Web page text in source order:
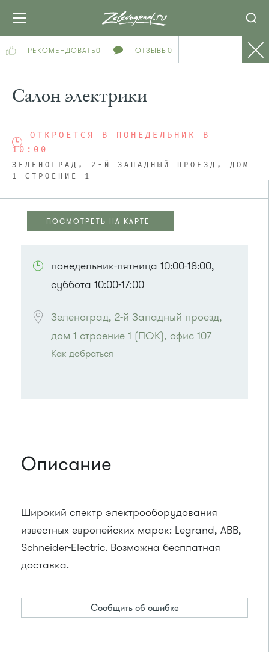
РЕКОМЕНДОВАТЬ0 ОТЗЫВЫ0
Салон электрики
ОТКРОЕТСЯ В ПОНЕДЕЛЬНИК В
10:00
ЗЕЛЕНОГРАД, 2-Й ЗАПАДНЫЙ ПРОЕЗД, ДОМ
1 СТРОЕНИЕ 1
ПОСМОТРЕТЬ НА КАРТЕ
понедельник-пятница 10:00-18:00,
суббота 10:00-17:00
Зеленоград, 2-й Западный проезд,
дом 1 строение 1 (ПОК), офис 107
Как добраться
Описание
Широкий спектр электрооборудования
известных европейских марок: Legrand, ABB,
Schneider-Electric. Возможна бесплатная
доставка.
Сообщить об ошибке